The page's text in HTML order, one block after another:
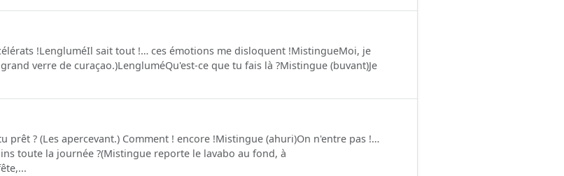
!LengluméIl sait tout !… ces émotions me disloquent !MistingueMoi, je
verre de curaçao.)LengluméQu'est-ce que tu fais là ?Mistingue (buvant)Je
prêt ? (Les apercevant.) Comment ! encore !Mistingue (ahuri)On n'entre pas !…
toute la journée ?(Mistingue reporte le lavabo au fond, à